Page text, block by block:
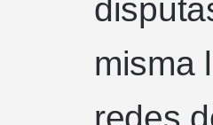
misma
redes